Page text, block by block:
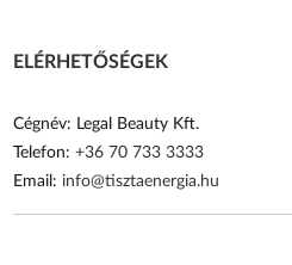
ELÉRHETŐSÉGEK
Cégnév: Legal Beauty Kft.
Telefon:+36 70 733 3333
Email:info@tisztaenergia.hu